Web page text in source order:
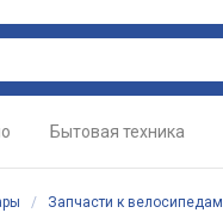
Бытовая техника
/ Запчасти к велосипедам